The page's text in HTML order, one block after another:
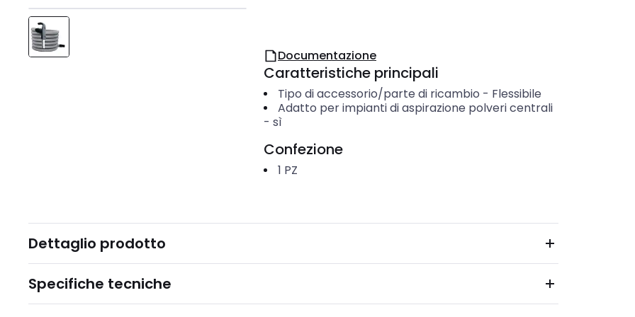
Documentazione
Caratteristiche principali
Tipo di accessorio/parte di ricambio - Flessibile
Adatto per impianti di aspirazione polveri centrali
- sì
Confezione
1 PZ
Dettaglio prodotto
Specifiche tecniche